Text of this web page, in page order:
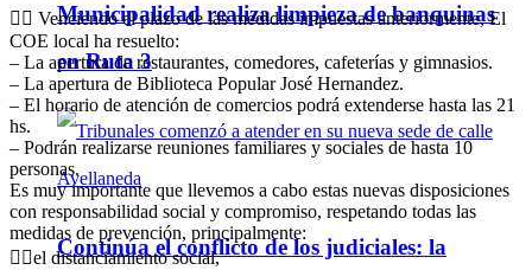
Municipalidad realiza limpieza de banquinas
en Ruta 3
Continúa el conflicto de los judiciales: la
👉🏻 Venciendo el plazo de las medidas impuestas anteriormente, El
COE local ha resuelto:
– La apertura de restaurantes, comedores, cafeterías y gimnasios.
– La apertura de Biblioteca Popular José Hernandez.
– El horario de atención de comercios podrá extenderse hasta las 21
hs.
– Podrán realizarse reuniones familiares y sociales de hasta 10
personas.
Es muy importante que llevemos a cabo estas nuevas disposiciones
con responsabilidad social y compromiso, respetando todas las
medidas de prevención, principalmente:
🖐🏻el distanciamiento social,